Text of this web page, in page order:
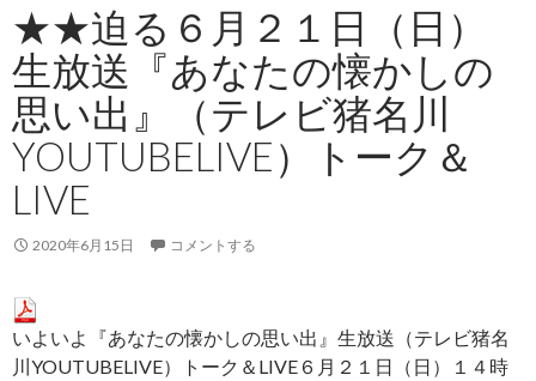
★★迫る６月２１日（日）
生放送『あなたの懐かしの
思い出』（テレビ猪名川
YOUTUBELIVE）トーク＆
LIVE
2020年6月15日 コメントする
いよいよ『あなたの懐かしの思い出』生放送（テレビ猪名
川YOUTUBELIVE）トーク＆LIVE６月２１日（日）１４時